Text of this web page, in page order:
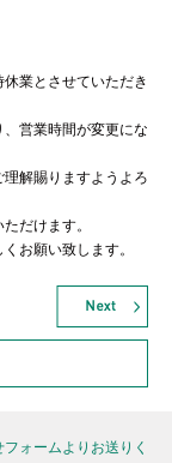
業とさせていただき
営業時間が変更にな
解賜りますようよろ
だけます。
お願い致します。
ォームよりお送りく